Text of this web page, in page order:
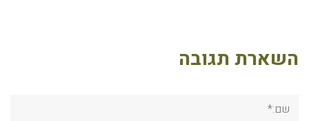
השארת תגובה